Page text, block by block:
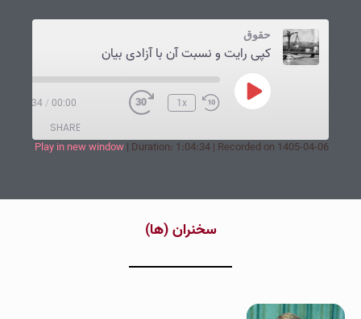
حقوق
کپی رایت و نسبت آن با آزادی بیان
1x
00:00
/
1:04:34
SHARE
Play in new window| Duration: 1:04:34| Recorded on 1405-04-06
‌سخنران (ها‌)